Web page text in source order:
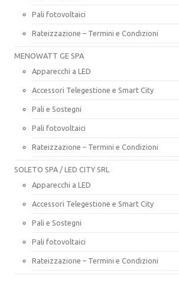
Pali fotovoltaici
Rateizzazione – Termini e Condizioni
MENOWATT GE SPA
Apparecchi a LED
Accessori Telegestione e Smart City
Pali e Sostegni
Pali fotovoltaici
Rateizzazione – Termini e Condizioni
SOLETO SPA / LED CITY SRL
Apparecchi a LED
Accessori Telegestione e Smart City
Pali e Sostegni
Pali fotovoltaici
Rateizzazione – Termini e Condizioni